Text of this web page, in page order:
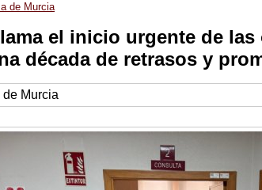
de Murcia
el inicio urgente de
década de retrasos y
Murcia